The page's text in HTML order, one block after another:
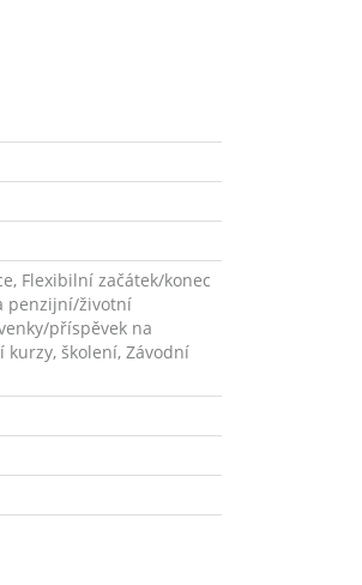
Flexibilní začátek/konec
penzijní/životní
příspěvek na
kurzy, školení, Závodní